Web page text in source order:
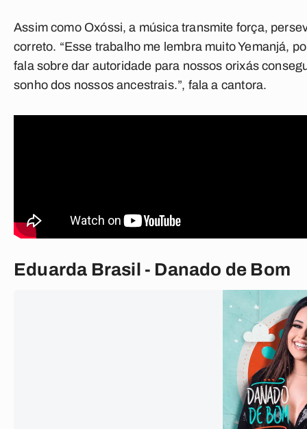
Assim como Oxóssi, a música transmite força,
correto. “Esse trabalho me lembra muito Yemanjá,
fala sobre dar autoridade para nossos orixás
sonho dos nossos ancestrais.”, fala a cantora.
Eduarda Brasil - Danado de Bom